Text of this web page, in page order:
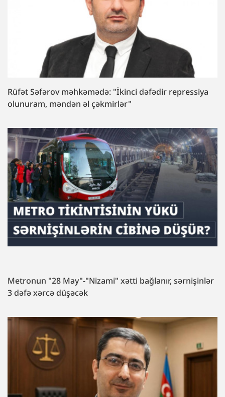
Rüfət Səfərov məhkəmədə: "İkinci dəfədir repressiya
olunuram, məndən əl çəkmirlər"
Metronun "28 May"-"Nizami" xətti bağlanır, sərnişinlər
3 dəfə xərcə düşəcək